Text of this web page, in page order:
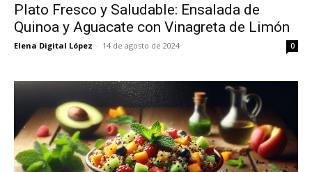
Plato Fresco y Saludable: Ensalada de
Quinoa y Aguacate con Vinagreta de Limón
Elena Digital López - 14 de agosto de 2024 0